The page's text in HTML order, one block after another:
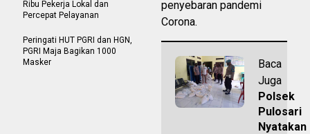
penyebaran pandemi
Corona.
Baca
Juga
Polsek
Pulosari
Nyatakan
Ribu Pekerja Lokal dan
Percepat Pelayanan
Peringati HUT PGRI dan HGN,
PGRI Maja Bagikan 1000
Masker